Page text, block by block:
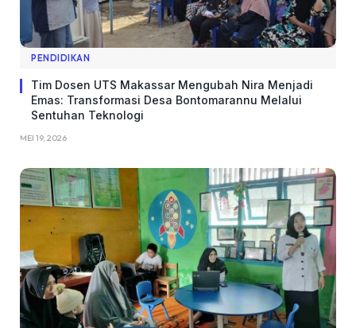
PENDIDIKAN
Tim Dosen UTS Makassar Mengubah Nira Menjadi
Emas: Transformasi Desa Bontomarannu Melalui
Sentuhan Teknologi
MEI 19, 2026